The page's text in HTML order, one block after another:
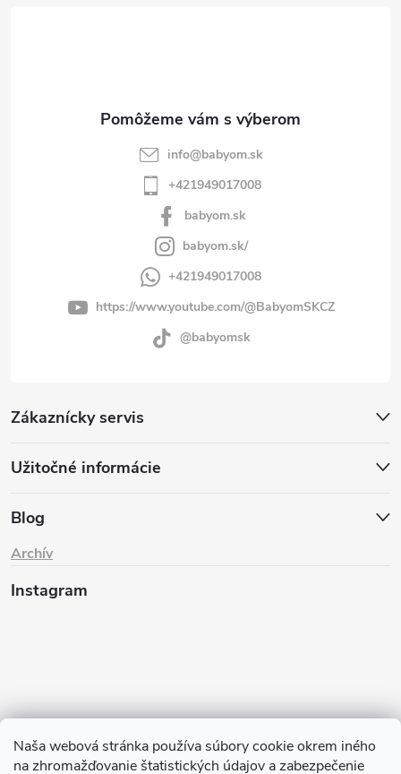
Naša webová stránka používa súbory cookie okrem iného
na zhromažďovanie štatistických údajov a zabezpečenie
Zákaznícky servis
Užitočné informácie
Blog
Archív
info@babyom.sk
+421949017008
babyom.sk
babyom.sk/
+421949017008
https://www.youtube.com/@BabyomSKCZ
@babyomsk
Instagram